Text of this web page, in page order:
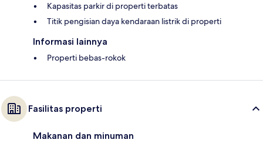
Kapasitas parkir di properti terbatas
Titik pengisian daya kendaraan listrik di properti
Informasi lainnya
Properti bebas-rokok
Fasilitas properti
Makanan dan minuman